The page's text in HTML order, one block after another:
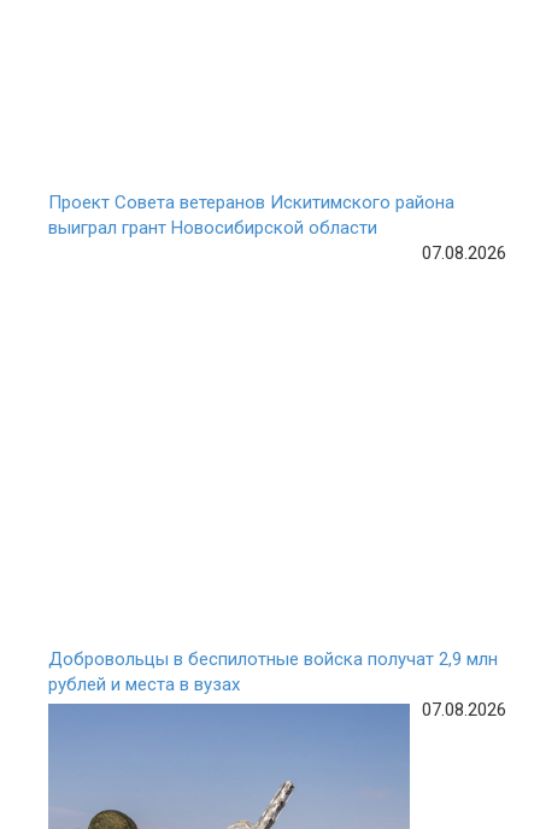
Проект Совета ветеранов Искитимского района
выиграл грант Новосибирской области
07.08.2026
Добровольцы в беспилотные войска получат 2,9 млн
рублей и места в вузах
07.08.2026